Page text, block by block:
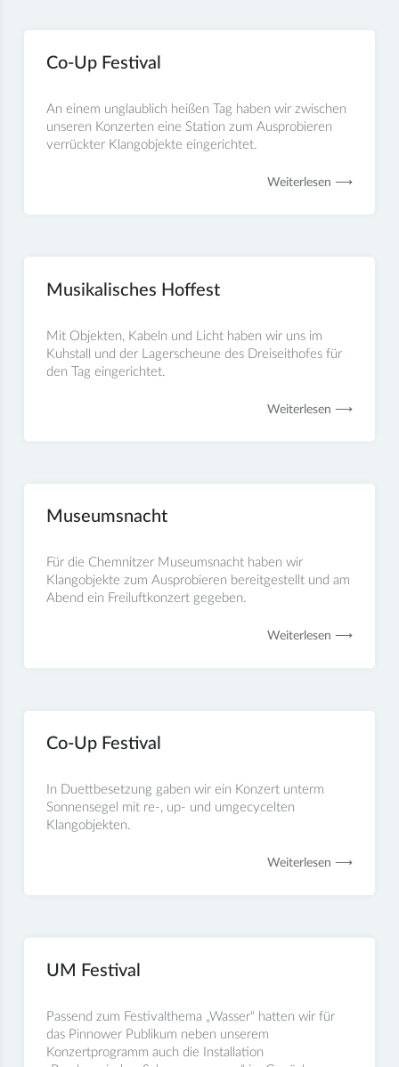
Co-Up Festival
An einem unglaublich heißen Tag haben wir zwischen
unseren Konzerten eine Station zum Ausprobieren
verrückter Klangobjekte eingerichtet.
Weiterlesen ⟶
Musikalisches Hoffest
Mit Objekten, Kabeln und Licht haben wir uns im
Kuhstall und der Lagerscheune des Dreiseithofes für
den Tag eingerichtet.
Weiterlesen ⟶
Museumsnacht
Für die Chemnitzer Museumsnacht haben wir
Klangobjekte zum Ausprobieren bereitgestellt und am
Abend ein Freiluftkonzert gegeben.
Weiterlesen ⟶
Co-Up Festival
In Duettbesetzung gaben wir ein Konzert unterm
Sonnensegel mit re-, up- und umgecycelten
Klangobjekten.
Weiterlesen ⟶
UM Festival
Passend zum Festivalthema „Wasser“ hatten wir für
das Pinnower Publikum neben unserem
Konzertprogramm auch die Installation